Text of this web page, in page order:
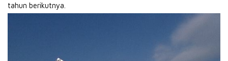
tahun berikutnya.